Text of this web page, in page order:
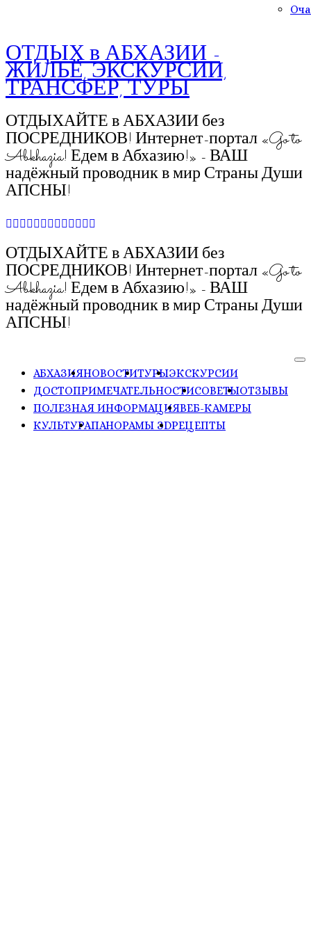
ОТДЫХ в АБХАЗИИ -
ЖИЛЬЁ, ЭКСКУРСИИ,
ТРАНСФЕР, ТУРЫ
ОТДЫХАЙТЕ в АБХАЗИИ без
ПОСРЕДНИКОВ! Интернет-портал «Go to
Abkhazia! Едем в Абхазию!» - ВАШ
надёжный проводник в мир Страны Души
АПСНЫ!
ОТДЫХАЙТЕ в АБХАЗИИ без
ПОСРЕДНИКОВ! Интернет-портал «Go to
Abkhazia! Едем в Абхазию!» - ВАШ
надёжный проводник в мир Страны Души
АПСНЫ!
АБХАЗИЯНОВОСТИТУРЫЭКСКУРСИИ
ДОСТОПРИМЕЧАТЕЛЬНОСТИСОВЕТЫОТЗЫВЫ
ПОЛЕЗНАЯ ИНФОРМАЦИЯВЕБ-КАМЕРЫ
КУЛЬТУРАПАНОРАМЫ ЗDРЕЦЕПТЫ